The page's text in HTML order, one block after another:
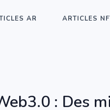
AR ARTICLES
: Des